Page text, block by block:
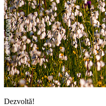
Dezvoltă!